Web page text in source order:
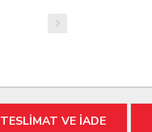
TESLİMAT VE İADE